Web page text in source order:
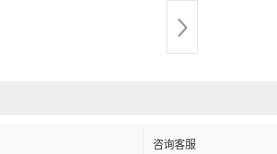
咨询客服